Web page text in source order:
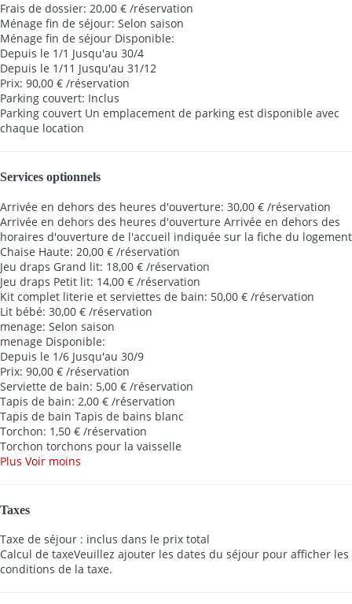
Frais de dossier: 20,00 € /réservation
Ménage fin de séjour: Selon saison
Ménage fin de séjour Disponible:
Depuis le 1/1 Jusqu'au 30/4
Depuis le 1/11 Jusqu'au 31/12
Prix: 90,00 € /réservation
Parking couvert: Inclus
Parking couvert Un emplacement de parking est disponible avec
chaque location
Services optionnels
Arrivée en dehors des heures d'ouverture: 30,00 € /réservation
Arrivée en dehors des heures d'ouverture Arrivée en dehors des
horaires d'ouverture de l'accueil indiquée sur la fiche du logement
Chaise Haute: 20,00 € /réservation
Jeu draps Grand lit: 18,00 € /réservation
Jeu draps Petit lit: 14,00 € /réservation
Kit complet literie et serviettes de bain: 50,00 € /réservation
Lit bébé: 30,00 € /réservation
menage: Selon saison
menage Disponible:
Depuis le 1/6 Jusqu'au 30/9
Prix: 90,00 € /réservation
Serviette de bain: 5,00 € /réservation
Tapis de bain: 2,00 € /réservation
Tapis de bain Tapis de bains blanc
Torchon: 1,50 € /réservation
Torchon torchons pour la vaisselle
Plus Voir moins
Taxes
Taxe de séjour : inclus dans le prix total
Calcul de taxeVeuillez ajouter les dates du séjour pour afficher les
conditions de la taxe.